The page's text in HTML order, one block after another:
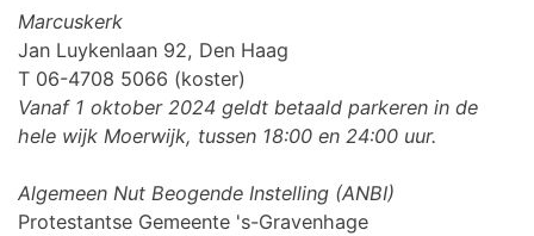
Marcuskerk
Jan Luykenlaan 92, Den Haag
T 06-4708 5066 (koster)
Vanaf 1 oktober 2024 geldt betaald parkeren in de
hele wijk Moerwijk, tussen 18:00 en 24:00 uur.
Algemeen Nut Beogende Instelling (ANBI)
Protestantse Gemeente 's-Gravenhage